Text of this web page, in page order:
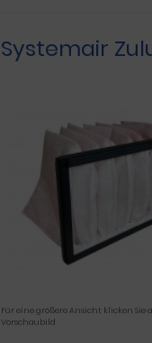
Systemair
Für eine größere Ansicht klicken Sie
Vorschaubild